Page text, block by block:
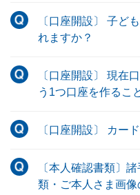
〔口座開設〕 子ど
れますか？
〔口座開設〕 現在
う1つ口座を作るこ
〔口座開設〕 カー
〔本人確認書類〕
類・ご本人さま画